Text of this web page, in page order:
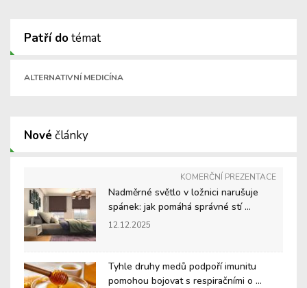
Patří dotémat
ALTERNATIVNÍ MEDICÍNA
Nové články
KOMERČNÍ PREZENTACE
Nadměrné světlo v ložnici narušuje
spánek: jak pomáhá správné stí ...
12.12.2025
Tyhle druhy medů podpoří imunitu
pomohou bojovat s respiračními o ...